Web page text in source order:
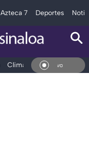
Azteca 7 Deportes
Clima Deportes
En Vivo